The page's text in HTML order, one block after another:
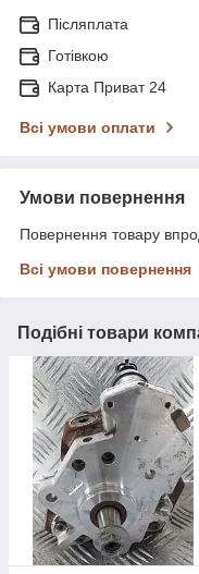
Післяплата
Готівкою
Карта Приват 24
Всі умови оплати
Умови повернення
Повернення товару
Всі умови повернення
Подібні товари